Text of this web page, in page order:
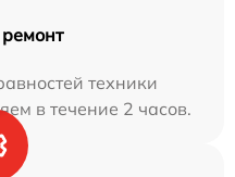
техники
в течение 2 часов.